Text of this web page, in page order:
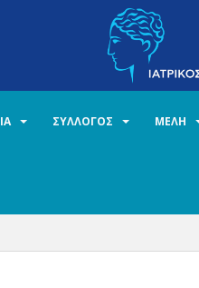
ΣΥΛΛΟΓΟΣ ΜΕΛΗ